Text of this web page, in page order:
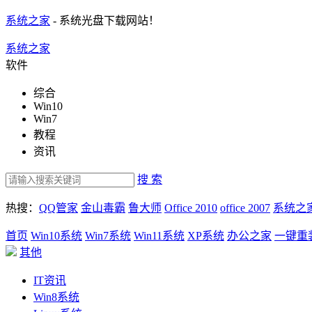
系统之家 - 系统光盘下载网站！
系统之家
软件
综合
Win10
Win7
教程
资讯
搜 索
热搜： QQ管家 金山毒霸 鲁大师 Office 2010 office 2007 系统之
首页 Win10系统 Win7系统 Win11系统 XP系统 办公之家 一键重
其他
IT资讯
Win8系统